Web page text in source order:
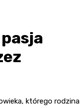
którego rodzina